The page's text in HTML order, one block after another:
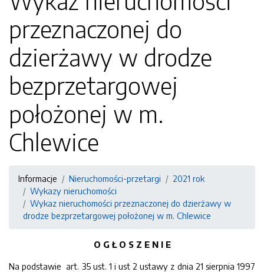
przeznaczonej do
dzierżawy w drodze
bezprzetargowej
położonej w m.
Chlewice
Informacje Nieruchomości-przetargi
2021 rok
Wykazy nieruchomości
Wykaz nieruchomości przeznaczonej do dzierżawy w
drodze bezprzetargowej położonej w m. Chlewice
O G Ł O S Z E N I E
Na podstawie art. 35 ust. 1 i ust 2 ustawy z dnia 21 sierpnia 1997